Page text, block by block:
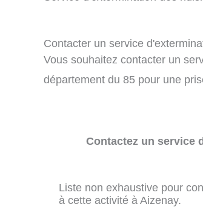
Contacter un service
Vous souhaitez contacter un
département du 85 pour une
Contactez un service
Liste non exhaustive pour
à cette activité à Aizenay.